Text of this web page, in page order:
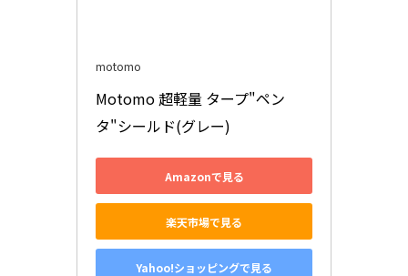
motomo
Motomo 超軽量 タープ"ペン
タ"シールド(グレー)
Amazonで見る
楽天市場で見る
Yahoo!ショッピングで見る